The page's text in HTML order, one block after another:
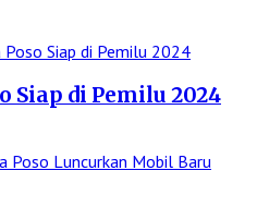
Siap di Pemilu 2024